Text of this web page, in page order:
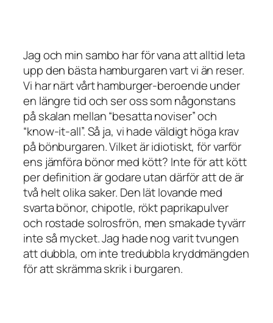
Jag och min sambo har för vana att alltid leta
upp den bästa hamburgaren vart vi än reser.
Vi har närt vårt hamburger-beroende under
en längre tid och ser oss som någonstans
på skalan mellan “besatta noviser” och
“know-it-all”. Så ja, vi hade väldigt höga krav
på bönburgaren. Vilket är idiotiskt, för varför
ens jämföra bönor med kött? Inte för att kött
per definition är godare utan därför att de är
två helt olika saker. Den lät lovande med
svarta bönor, chipotle, rökt paprikapulver
och rostade solrosfrön, men smakade tyvärr
inte så mycket. Jag hade nog varit tvungen
att dubbla, om inte tredubbla kryddmängden
för att skrämma skrik i burgaren.